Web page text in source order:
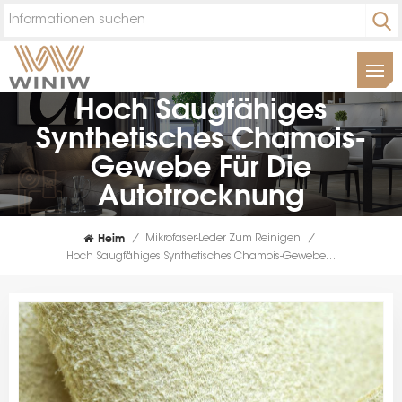
Hoch Saugfähiges
Synthetisches Chamois-
Gewebe Für Die
Autotrocknung
Heim / Mikrofaser-Leder Zum Reinigen
/
Hoch Saugfähiges Synthetisches Chamois-Gewebe Für Die Autotrocknung